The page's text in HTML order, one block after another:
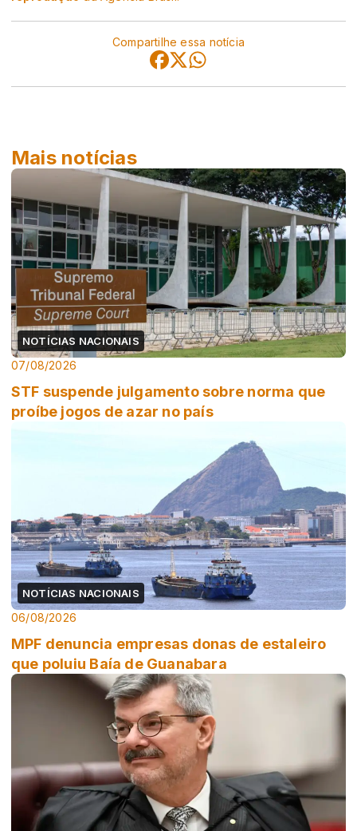
Compartilhe essa notícia
Mais notícias
NOTÍCIAS NACIONAIS
07/08/2026
STF suspende julgamento sobre norma que
proíbe jogos de azar no país
NOTÍCIAS NACIONAIS
06/08/2026
MPF denuncia empresas donas de estaleiro
que poluiu Baía de Guanabara